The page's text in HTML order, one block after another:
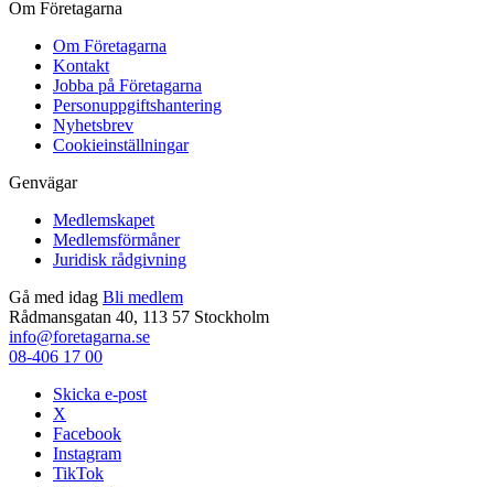
Om Företagarna
Om Företagarna
Kontakt
Jobba på Företagarna
Personuppgiftshantering
Nyhetsbrev
Cookieinställningar
Genvägar
Medlemskapet
Medlemsförmåner
Juridisk rådgivning
Gå med idag Bli medlem
Rådmansgatan 40, 113 57 Stockholm
info@foretagarna.se
08-406 17 00
Skicka e-post
X
Facebook
Instagram
TikTok